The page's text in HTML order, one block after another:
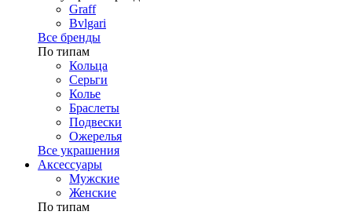
Graff
Bvlgari
Все бренды
По типам
Кольца
Серьги
Колье
Браслеты
Подвески
Ожерелья
Все украшения
Аксессуары
Мужские
Женские
По типам